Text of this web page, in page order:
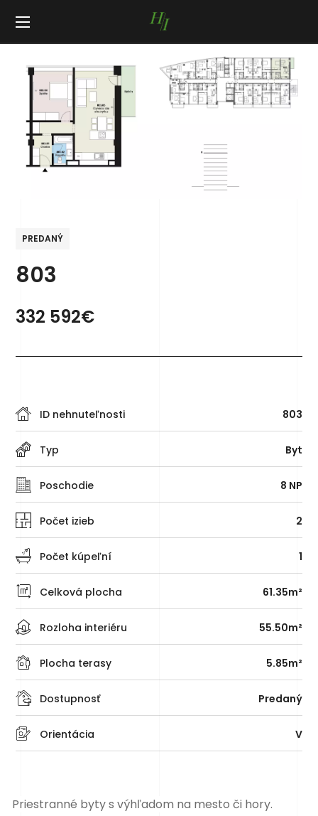
PREDANÝ
803
332 592€
ID nehnuteľnosti 803
Rozloha interiéru 55.50m²
Poschodie 8 NP
Počet kúpeľní 1
Celková plocha 61.35m²
Počet izieb 2
Dostupnosť Predaný
Orientácia V
Typ Byt
Plocha terasy 5.85m²
Priestranné bytys výhľadom na mesto či hory.